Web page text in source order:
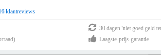
klantreviews
30 dagen 'niet goed geld
Laagste-prijs-garantie